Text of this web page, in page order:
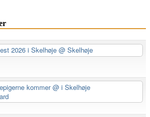
2026 i Skelhøje@ Skelhøje
kommer@ i Skelhøje